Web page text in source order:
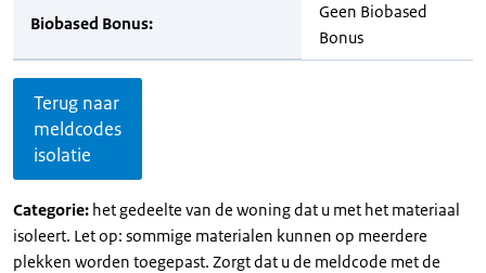
Biobased Bonus:
Geen Biobased
Bonus
Terug naar
meldcodes
isolatie
Categorie: het gedeelte van de woning dat u met het materiaal
isoleert. Let op: sommige materialen kunnen op meerdere
plekken worden toegepast. Zorgt dat u de meldcode met de